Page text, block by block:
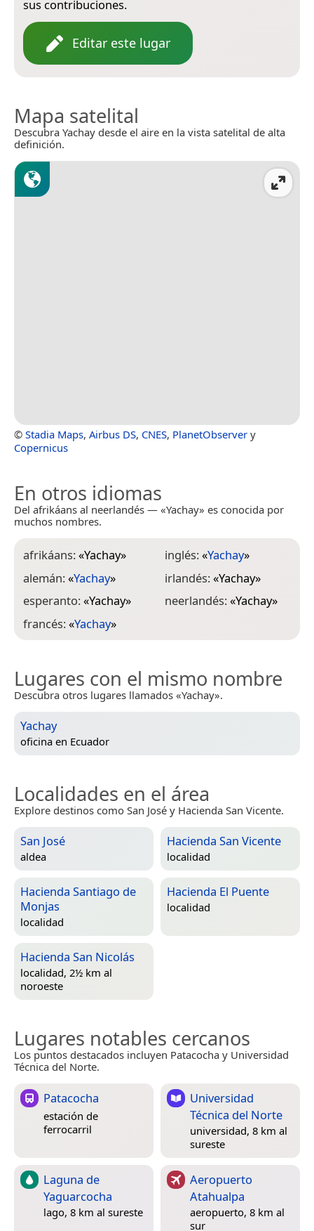
sus contribuciones.
Editar este lugar
Mapa satelital
Descubra Yachay desde el aire en la vista satelital de alta
definición.
© Stadia Maps, Airbus DS, CNES, PlanetObserver y
Copernicus
En otros idiomas
Del afrikáans al neerlandés — «Yachay» es conocida por
muchos nombres.
afrikáans:«Yachay»
alemán:«Yachay»
esperanto:«Yachay»
francés:«Yachay»
inglés:«Yachay»
irlandés:«Yachay»
neerlandés:«Yachay»
Lugares con el mismo nombre
Descubra otros lugares llamados «Yachay».
Yachay
oficina en Ecuador
Localidades en el área
Explore destinos como San José y Hacienda San Vicente.
San José
aldea
Hacienda San Vicente
localidad
Hacienda Santiago de
Monjas
localidad
Hacienda El Puente
localidad
Hacienda San Nicolás
localidad, 2½ km al
noroeste
Lugares notables cercanos
Los puntos destacados incluyen Patacocha y Universidad
Técnica del Norte.
Patacocha
estación de
ferrocarril
Universidad
Técnica del Norte
universidad, 8 km al
sureste
Laguna de
Yaguarcocha
lago, 8 km al sureste
Aeropuerto
Atahualpa
aeropuerto, 8 km al
sur